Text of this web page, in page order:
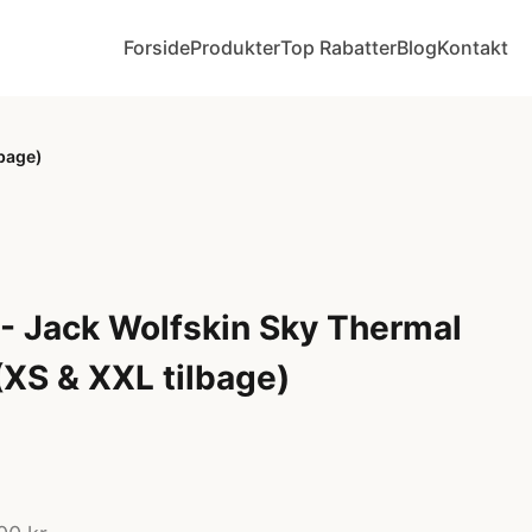
ForsideProdukterTop RabatterBlogKontakt
Jack Wolfskin Sky Thermal
& XXL tilbage)